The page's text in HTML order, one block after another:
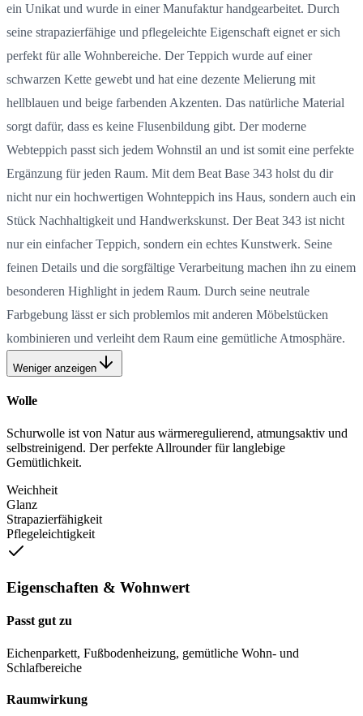
ein Unikat und wurde in einer Manufaktur handgearbeitet. Durch
seine strapazierfähige und pflegeleichte Eigenschaft eignet er sich
perfekt für alle Wohnbereiche. Der Teppich wurde auf einer
schwarzen Kette gewebt und hat eine dezente Melierung mit
hellblauen und beige farbenden Akzenten. Das natürliche Material
sorgt dafür, dass es keine Flusenbildung gibt. Der moderne
Webteppich passt sich jedem Wohnstil an und ist somit eine perfekte
Ergänzung für jeden Raum. Mit dem Beat Base 343 holst du dir
nicht nur ein hochwertigen Wohnteppich ins Haus, sondern auch ein
Stück Nachhaltigkeit und Handwerkskunst. Der Beat 343 ist nicht
nur ein einfacher Teppich, sondern ein echtes Kunstwerk. Seine
feinen Details und die sorgfältige Verarbeitung machen ihn zu einem
besonderen Highlight in jedem Raum. Durch seine neutrale
Farbgebung lässt er sich problemlos mit anderen Möbelstücken
kombinieren und verleiht dem Raum eine gemütliche Atmosphäre.
Weniger anzeigen
Wolle
Schurwolle ist von Natur aus wärmeregulierend, atmungsaktiv und
selbstreinigend. Der perfekte Allrounder für langlebige
Gemütlichkeit.
Weichheit
Glanz
Strapazierfähigkeit
Pflegeleichtigkeit
Eigenschaften & Wohnwert
Passt gut zu
Eichenparkett, Fußbodenheizung, gemütliche Wohn- und
Schlafbereiche
Raumwirkung